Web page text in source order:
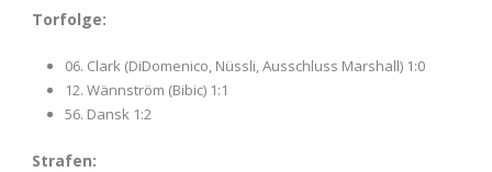
Torfolge:
06. Clark (DiDomenico, Nüssli, Ausschluss Marshall) 1:0
12. Wännström (Bibic) 1:1
56. Dansk 1:2
Strafen: